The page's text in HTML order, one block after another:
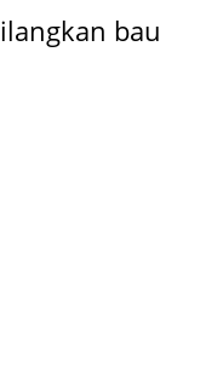
bau